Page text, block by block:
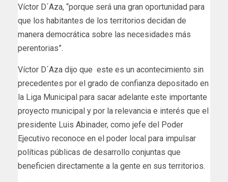
Víctor D´Aza, “porque será una gran oportunidad para
que los habitantes de los territorios decidan de
manera democrática sobre las necesidades más
perentorias”.
Víctor D´Aza dijo que este es un acontecimiento sin
precedentes por el grado de confianza depositado en
la Liga Municipal para sacar adelante este importante
proyecto municipal y por la relevancia e interés que el
presidente Luis Abinader, como jefe del Poder
Ejecutivo reconoce en el poder local para impulsar
políticas públicas de desarrollo conjuntas que
beneficien directamente a la gente en sus territorios.